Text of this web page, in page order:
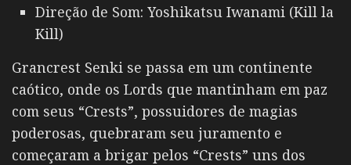
Direção de Som: Yoshikatsu Iwanami (Kill la
Kill)
Grancrest Senki se passa em um continente
caótico, onde os Lords que mantinham em paz
com seus “Crests”, possuidores de magias
poderosas, quebraram seu juramento e
começaram a brigar pelos “Crests” uns dos